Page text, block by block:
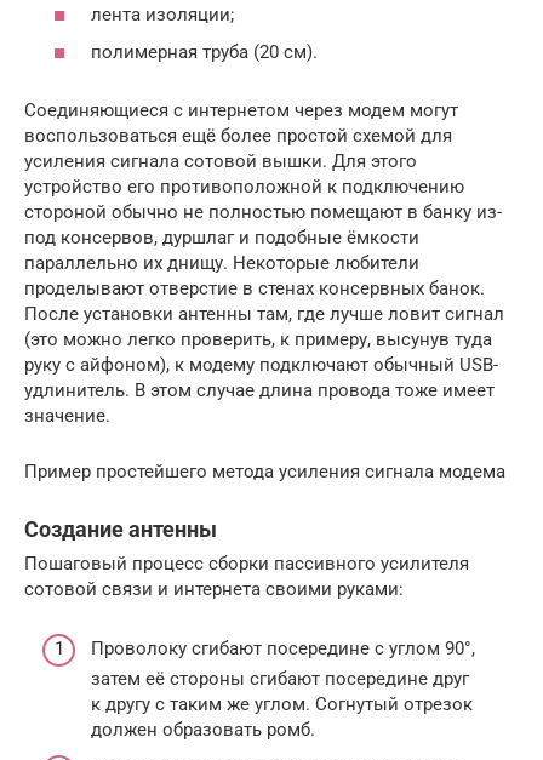
лента изоляции;
полимерная труба (20 см).
Соединяющиеся с интернетом через модем могут
воспользоваться ещё более простой схемой для
усиления сигнала сотовой вышки. Для этого
устройство его противоположной к подключению
стороной обычно не полностью помещают в банку из-
под консервов, дуршлаг и подобные ёмкости
параллельно их днищу. Некоторые любители
проделывают отверстие в стенах консервных банок.
После установки антенны там, где лучше ловит сигнал
(это можно легко проверить, к примеру, высунув туда
руку с айфоном), к модему подключают обычный USB-
удлинитель. В этом случае длина провода тоже имеет
значение.
Пример простейшего метода усиления сигнала модема
Создание антенны
Пошаговый процесс сборки пассивного усилителя
сотовой связи и интернета своими руками:
Проволоку сгибают посередине с углом 90°,
затем её стороны сгибают посередине друг
к другу с таким же углом. Согнутый отрезок
должен образовать ромб.